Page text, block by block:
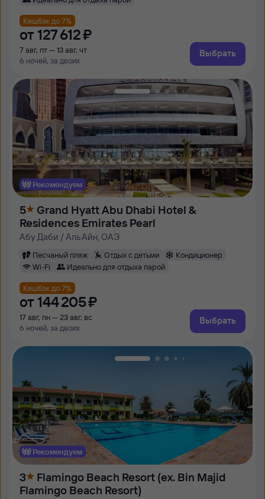
Кешбэк до 7%
от 127 ⁠612 ⁠₽
7 авг, пт — 13 авг, чт
6 ночей, за двоих
Выбрать
Рекомендуем
5
Grand Hyatt Abu Dhabi Hotel &
Residences Emirates Pearl
Абу Даби / Аль Айн, ОАЭ
Песчаный пляж Отдых с детьми
Кондиционер
Wi-Fi
Идеально для отдыха парой
Кешбэк до 7%
от 144 ⁠205 ⁠₽
17 авг, пн — 23 авг, вс
6 ночей, за двоих
Выбрать
Рекомендуем
3
Flamingo Beach Resort (ex. Bin Majid
Flamingo Beach Resort)